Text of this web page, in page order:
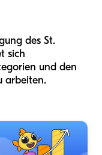
des St.
sich
und den
arbeiten.